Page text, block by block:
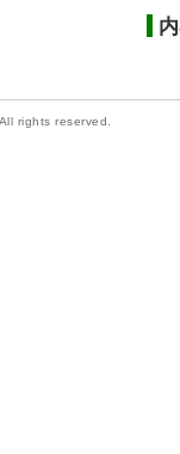
rights reserved.